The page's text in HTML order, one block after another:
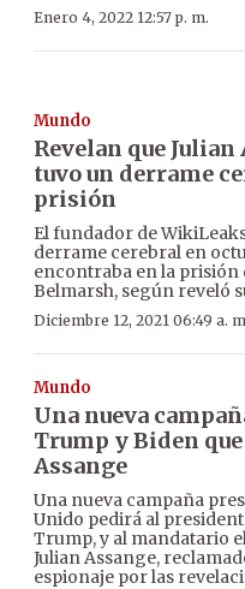
Enero 4, 2022 12:57 p. m.
Mundo
Revelan que Julian
tuvo un derrame
prisión
El fundador de
derrame cerebral en
encontraba en la prisión
Belmarsh, según reveló
Diciembre 12, 2021 06:49 a.
Mundo
Una nueva
Trump y Biden
Assange
Una nueva campaña
Unido pedirá al
Trump, y al mandatario
Julian Assange,
espionaje por las